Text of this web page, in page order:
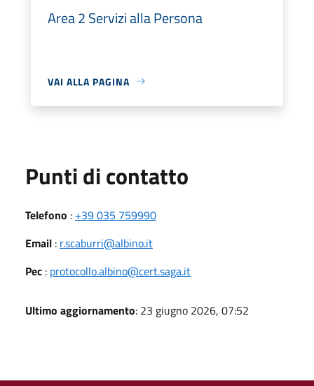
Area 2 Servizi alla Persona
VAI ALLA PAGINA
Punti di contatto
Telefono : +39 035 759990
Email : r.scaburri@albino.it
Pec : protocollo.albino@cert.saga.it
Ultimo aggiornamento: 23 giugno 2026, 07:52